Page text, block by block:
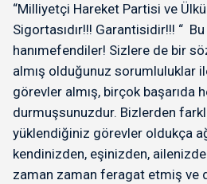
“Milliyetçi Hareket Partisi ve
Sigortasıdır!!! Garantisidir!!! “
hanımefendiler! Sizlere de bir
almış olduğunuz sorumluluklar
görevler almış, birçok başarıda
durmuşsunuzdur. Bizlerden
yüklendiğiniz görevler oldukça
kendinizden, eşinizden,
zaman zaman feragat etmiş ve